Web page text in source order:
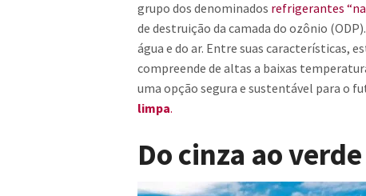
grupo dos denominados refrigerantes
de destruição da camada do ozônio
água e do ar. Entre suas características,
compreende de altas a baixas
uma opção segura e sustentável para o
limpa.
Do cinza aoverde